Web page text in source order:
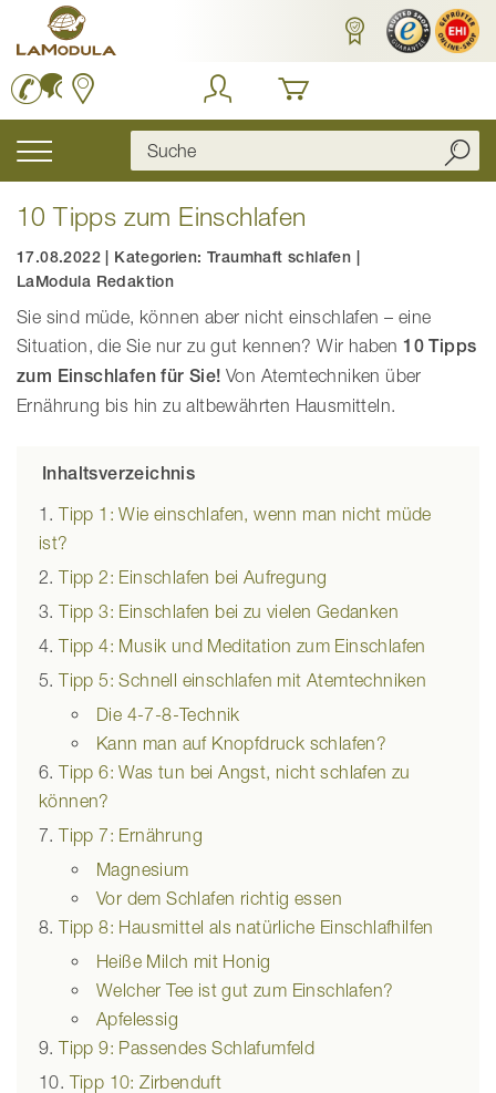
Inhalt
springen
Navigation
10 Tipps zum Einschlafen
17.08.2022 Kategorien: Traumhaft schlafen
LaModula Redaktion
Sie sind müde, können aber nicht einschlafen – eine
Situation, die Sie nur zu gut kennen? Wir haben10 Tipps
zum Einschlafen für Sie! Von Atemtechniken über
Ernährung bis hin zu altbewährten Hausmitteln.
Inhaltsverzeichnis
Tipp 1: Wie einschlafen, wenn man nicht müde
ist?
Tipp 2: Einschlafen bei Aufregung
Tipp 3: Einschlafen bei zu vielen Gedanken
Tipp 4: Musik und Meditation zum Einschlafen
Tipp 5: Schnell einschlafen mit Atemtechniken
Die 4-7-8-Technik
Kann man auf Knopfdruck schlafen?
Tipp 6: Was tun bei Angst, nicht schlafen zu
können?
Tipp 7: Ernährung
Magnesium
Vor dem Schlafen richtig essen
Tipp 8: Hausmittel als natürliche Einschlafhilfen
Heiße Milch mit Honig
Welcher Tee ist gut zum Einschlafen?
Apfelessig
Tipp 9: Passendes Schlafumfeld
Tipp 10: Zirbenduft